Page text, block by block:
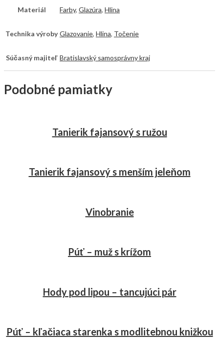
Materiál Farby, Glazúra, Hlina
Technika výroby Glazovanie, Hlina, Točenie
Súčasný majiteľ Bratislavský samosprávny kraj
Podobné pamiatky
Tanierik fajansový s ružou
Tanierik fajansový s menším jeleňom
Vinobranie
Púť – muž s krížom
Hody pod lipou – tancujúci pár
Púť – kľačiaca starenka s modlitebnou knižkou